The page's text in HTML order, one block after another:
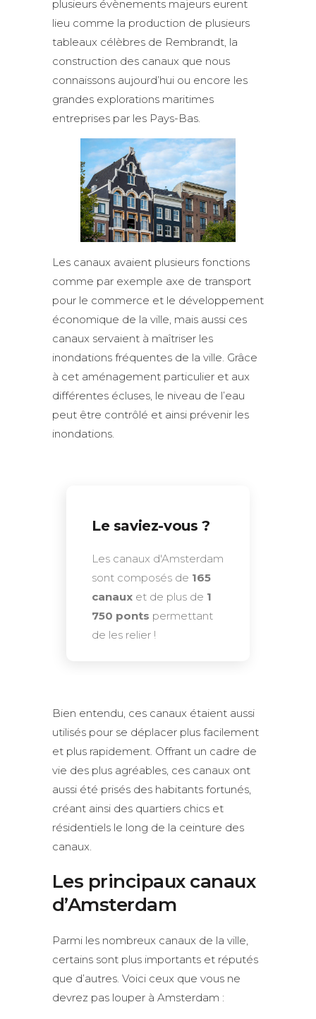
plusieurs évènements majeurs eurent
lieu comme la production de plusieurs
tableaux célèbres de Rembrandt, la
construction des canaux que nous
connaissons aujourd’hui ou encore les
grandes explorations maritimes
entreprises par les Pays-Bas.
Les canaux avaient plusieurs fonctions
comme par exemple axe de transport
pour le commerce et le développement
économique de la ville, mais aussi ces
canaux servaient à maîtriser les
inondations fréquentes de la ville. Grâce
à cet aménagement particulier et aux
différentes écluses, le niveau de l’eau
peut être contrôlé et ainsi prévenir les
inondations.
Le saviez-vous ?
Les canaux d'Amsterdam
sont composés de 165
canaux et de plus de 1
750 ponts permettant
de les relier !
Bien entendu, ces canaux étaient aussi
utilisés pour se déplacer plus facilement
et plus rapidement. Offrant un cadre de
vie des plus agréables, ces canaux ont
aussi été prisés des habitants fortunés,
créant ainsi des quartiers chics et
résidentiels le long de la ceinture des
canaux.
Les principaux canaux
d’Amsterdam
Parmi les nombreux canaux de la ville,
certains sont plus importants et réputés
que d’autres. Voici ceux que vous ne
devrez pas louper à Amsterdam :